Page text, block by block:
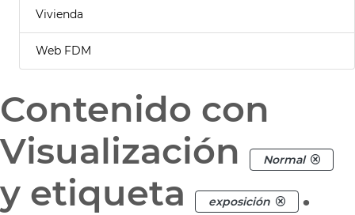
Vivienda
Web FDM
Contenido con
Visualización
Normal
y etiqueta exposición .